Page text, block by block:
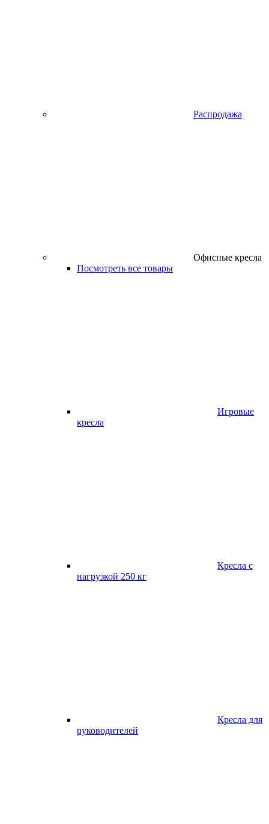
Распродажа
Офисные кресла
Посмотреть все товары
Игровые
кресла
Кресла с
нагрузкой 250 кг
Кресла для
руководителей